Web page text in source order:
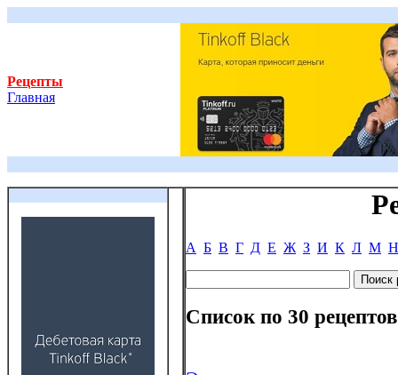
Рецепты
Главная
А Б В Г Д Е Ж З И К Л М Н
Список по 30